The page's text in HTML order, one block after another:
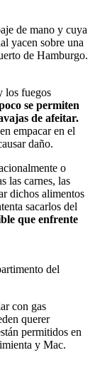
de mano y cuya
yacen sobre una
de Hamburgo.
los fuegos
se permiten
de afeitar.
empacar en el
daño.
o
las carnes, las
dichos alimentos
sacarlos del
que enfrente
del
con gas
querer
permitidos en
y Mac.